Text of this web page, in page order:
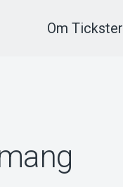
Om Tickster